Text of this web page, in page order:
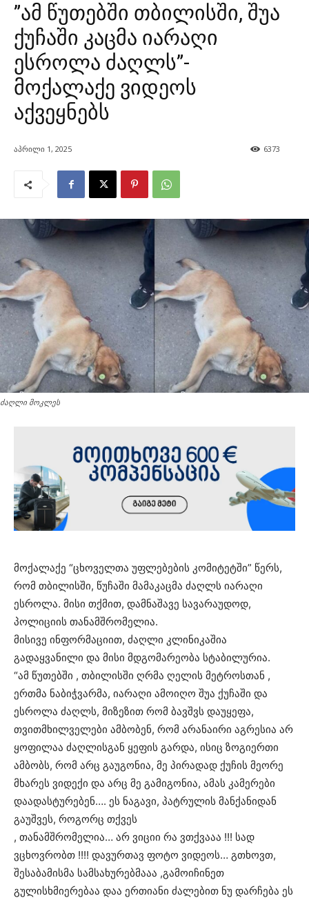
”ამ წუთებში თბილისში, შუა
ქუჩაში კაცმა იარაღი
ესროლა ძაღლს”-
მოქალაქე ვიდეოს
აქვეყნებს
აპრილი 1, 2025 6373
ძაღლი მოკლეს
მოქალაქე “ცხოველთა უფლებების კომიტეტში” წერს,
რომ თბილისში, წუჩაში მამაკაცმა ძაღლს იარაღი
ესროლა. მისი თქმით, დამნაშავე სავარაუდოდ,
პოლიციის თანამშრომელია.
მისივე ინფორმაციით, ძაღლი კლინიკაშია
გადაყვანილი და მისი მდგომარეობა სტაბილურია.
“ამ წუთებში , თბილისში ღრმა ღელის მეტროსთან ,
ერთმა ნაბიჭვარმა, იარაღი ამოიღო შუა ქუჩაში და
ესროლა ძაღლს, მიზეზით რომ ბავშვს დაუყეფა,
თვითმხილველები ამბობენ, რომ არანაირი აგრესია არ
ყოფილაა ძაღლისგან ყეფის გარდა, ისიც ზოგიერთი
ამბობს, რომ არც გაუგონია, მე პირადად ქუჩის მეორე
მხარეს ვიდექი და არც მე გამიგონია, ამას კამერები
დაადასტურებენ…. ეს ნაგავი, პატრულის მანქანიდან
გაუშვეს, როგორც თქვეს
, თანამშრომელია… არ ვიციი რა ვთქვააა !!! სად
ვცხოვრობთ !!!! დავურთავ ფოტო ვიდეოს… გთხოვთ,
შესაბამისმა სამსახურებმააა ,გამოიჩინეთ
გულისხმიერებაა დაა ერთიანი ძალებით ნუ დარჩება ეს